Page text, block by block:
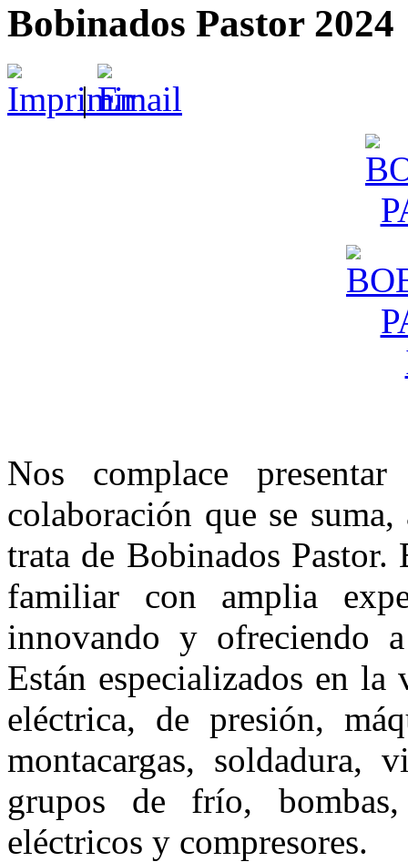
Bobinados Pastor 2024
|
Nos complace
colaboración que se
trata de Bobinados Pastor.
familiar con amplia
innovando y ofreciendo
Están especializados en
eléctrica, de presión,
montacargas, soldadura,
grupos de frío,
eléctricos y compresores.